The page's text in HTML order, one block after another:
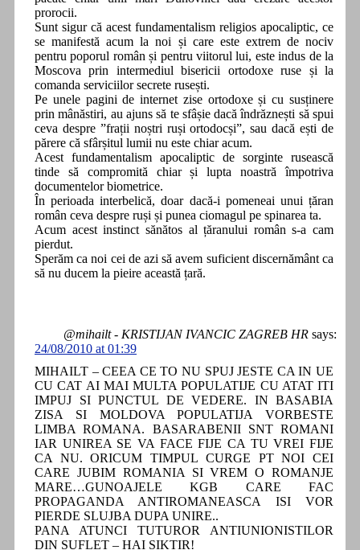
prorocii.
Sunt sigur că acest fundamentalism religios apocaliptic, ce
se manifestă acum la noi și care este extrem de nociv
pentru poporul român și pentru viitorul lui, este indus de la
Moscova prin intermediul bisericii ortodoxe ruse și la
comanda serviciilor secrete rusești.
Pe unele pagini de internet zise ortodoxe și cu susținere
prin mânăstiri, au ajuns să te sfâșie dacă îndrăznești să spui
ceva despre ”frații noștri ruși ortodocși”, sau dacă ești de
părere că sfârșitul lumii nu este chiar acum.
Acest fundamentalism apocaliptic de sorginte rusească
tinde să compromită chiar și lupta noastră împotriva
documentelor biometrice.
În perioada interbelică, doar dacă-i pomeneai unui țăran
român ceva despre ruși și punea ciomagul pe spinarea ta.
Acum acest instinct sănătos al țăranului român s-a cam
pierdut.
Sperăm ca noi cei de azi să avem suficient discernământ ca
să nu ducem la pieire această țară.
@mihailt - KRISTIJAN IVANCIC ZAGREB HR says:
24/08/2010 at 01:39
MIHAILT – CEEA CE TO NU SPUJ JESTE CA IN UE
CU CAT AI MAI MULTA POPULATIJE CU ATAT ITI
IMPUJ SI PUNCTUL DE VEDERE. IN BASABIA
ZISA SI MOLDOVA POPULATIJA VORBESTE
LIMBA ROMANA. BASARABENII SNT ROMANI
IAR UNIREA SE VA FACE FIJE CA TU VREI FIJE
CA NU. ORICUM TIMPUL CURGE PT NOI CEI
CARE JUBIM ROMANIA SI VREM O ROMANJE
MARE…GUNOAJELE KGB CARE FAC
PROPAGANDA ANTIROMANEASCA ISI VOR
PIERDE SLUJBA DUPA UNIRE..
PANA ATUNCI TUTUROR ANTIUNIONISTILOR
DIN SUFLET – HAI SIKTIR!